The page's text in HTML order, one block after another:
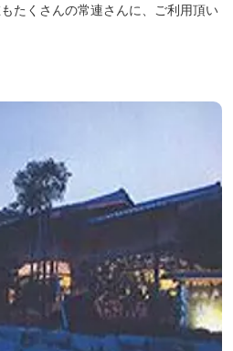
たくさんの常連さんに、ご利用頂い